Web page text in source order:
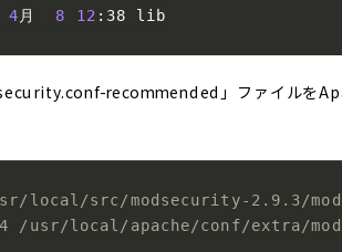
4 月 8 12 :38 lib
recommended」ファイルを
local/src/modsecurity-2.9.3/
/usr/local/apache/conf/extra/